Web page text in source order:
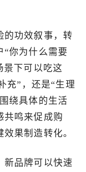
的功效叙事，转
“你为什么需要
景下可以吃这
充”，还是“生理
绕具体的生活
共鸣来促成购
果制造转化。
新品牌可以快速